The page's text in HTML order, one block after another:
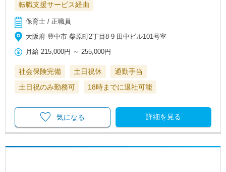
転職支援サービス経由
保育士 / 正職員
大阪府 豊中市 柴原町2丁目8-9 田中ビル101号室
月給 215,000円 ～255,000円
社会保険完備 土日祝休
通勤手当
土日祝のみ勤務可
18時までに退社可能
詳細を見る
気になる